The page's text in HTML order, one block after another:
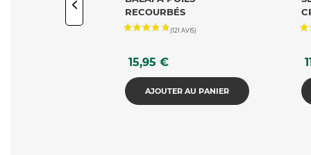
DE JARDIN
RECOURBÉS
Prix
15,95 €
AJOUTER AU PANIER